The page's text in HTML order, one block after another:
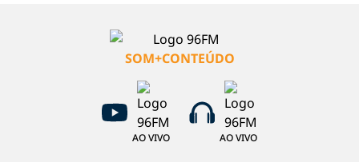
SOM+CONTEÚDO
AO VIVO AO VIVO